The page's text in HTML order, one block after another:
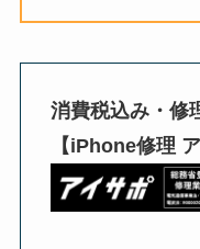
消費税込み・修
【iPhone修理